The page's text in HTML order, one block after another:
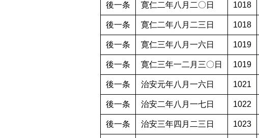
後一条 寛仁二年八月二〇日 1018
後一条 寛仁二年八月二三日 1018
後一条 寛仁三年八月一六日 1019
後一条 寛仁三年一二月三〇日 1019
後一条 治安元年八月一六日 1021
後一条 治安二年八月一七日 1022
後一条 治安三年四月二三日 1023